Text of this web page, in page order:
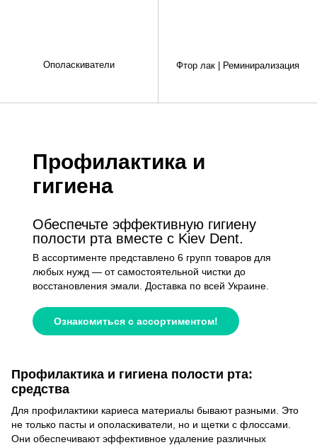
Профилактика и
гигиена
Обеспечьте эффективную гигиену
полости рта вместе с Kiev Dent.
В ассортименте представлено 6 групп товаров для
любых нужд — от самостоятельной чистки до
восстановления эмали. Доставка по всей Украине.
Ознакомиться с ассортиментом!
Профилактика и гигиена полости рта:
средства
Для профилактики кариеса материалы бывают разными. Это
не только пасты и ополаскиватели, но и щетки с флоссами.
Они обеспечивают эффективное удаление различных
Ополаскиватели Фтор лак | Реминирализация